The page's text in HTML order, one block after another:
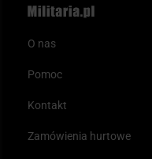
O nas
Pomoc
Kontakt
Zamówienia hurtowe